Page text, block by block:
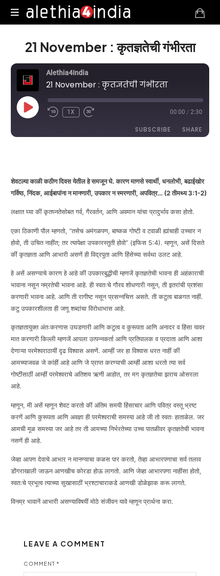
Alethia4India
21 November : कृतज्ञतेची गंभीरता
Alethia4India
21 November : कृतज्ञतेची गंभीरता
PLAY
EPISODE 1X 00:00 / 2:30
SUBSCRIBE SHARE
LINK
EMBED
शेवटल्या काळी कठीण दिवस येतील हे समजून घे. कारण माणसे स्वार्थी, धनलोभी, बढाईखोर
गर्विष्ठ, निंदक, आईबापांना न मानणारी, उपकार न स्मरणारी, अपवित्र… (2 तीमथ्य 3:1-2)
लक्षात घ्या कीं कृतघ्नतेसोबत गर्व, गैरवर्तन, आणि अवमान यांचा प्रादुर्भाव कसा होतो.
एका ठिकाणी पौल म्हणतो, “तसेच अमंगळपण, बाष्कळ गोष्टी व टवाळी ह्यांचाही उच्चार न
होवो, ती उचित नाहींत; तर त्यापेक्षा उपकारस्तुती होवो” (इफिस 5:4). म्हणून, असें दिसते
कीं कृतज्ञता आणि आभारी असणें ही विद्रपुता आणि हिंसेच्या सर्वथा उलट आहे.
हे असें असण्याचे कारण हे आहे कीं उपकारबुद्धीची म्हणजें कृतज्ञतेची भावना ही अहंकाराची
भावाना नसून नम्रतेची भावना आहे. ही स्वतःचे गौरव शोधणारी नसून, ती इतरांची प्रशंसा
करणारी भावना आहे. आणि ती रागीष्ट नसून प्रसन्नचित्त असते. ती कटुत्व बाळगत नाहीं.
कटु उपकारशीलता ही जणू शब्दांचा विरोधाभास आहे.
कृतज्ञतायुक्त अंतःकरणास उघडणारी आणि कटुत्व व कुरूपता आणि अनादर व हिंसा यावर
मात करणारी किल्ली म्हणजें आपला उत्पन्नकर्ता आणि प्रतिपालक व प्रदाता आणि आशा
देणाऱ्या परमेश्वराठायीं दृढ विश्वास असणें. आम्हीं जर हा विश्वास धरत नाहीं कीं
आमच्याजवळ जे कांहीं आहे आणि जे प्राप्त करण्याची आम्हीं आशा धरतो त्या सर्व
गोष्टींसाठीं आम्हीं परमेश्वराचे अतिशय ऋणी आहोत, तर मग कृतज्ञतेचा झराच ओसरला
आहे.
म्हणून, मी असें म्हणून शेवट करतो कीं अंतिम समयी हिंसाचार आणि पवित्र वस्तू भ्रष्ट
करणें आणि कुरूपता आणि अवज्ञा ही परमेश्वराची समस्या आहे जी तो स्वतः हाताळेल. जर
आमची मूळ समस्या जर आहे तर ती आमच्या निर्भरतेच्या उच्च पातळीवर कृतज्ञतेची भावना
नसणें ही आहे.
जेव्हा आपण देवाचे आभार न मानण्याचा कळस पार करतो, तेव्हा आभारपणाचा सर्व तलाव
डोंगराखाली जाऊन आणखीच कोरडा होऊ लागतो. आणि जेव्हा आभारपणा नाहींसा होतो,
स्वतःचे प्रभूत्व त्याच्या सुखासाठीं भ्रश्टाचाराकडे आणखी डोळेझाक करू लागते.
विनम्र भावानें आभारी असण्याविषयीं मोठे संजीवन यावे म्हणून प्रार्थना करा.
LEAVE A COMMENT
COMMENT*